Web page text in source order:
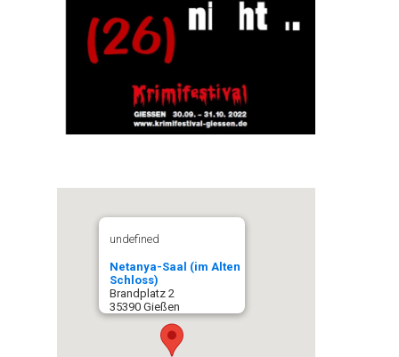
undefined
Netanya-Saal (im Alten
Schloss)
Brandplatz 2
35390 Gießen